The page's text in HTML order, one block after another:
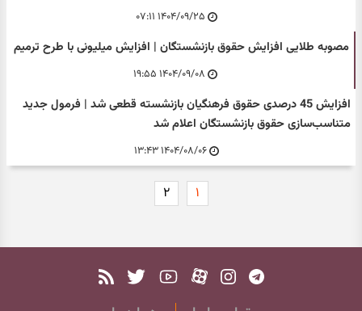
۱۴۰۴/۰۹/۲۵ ۰۷:۱۱
مصوبه طلایی افزایش حقوق بازنشستگان | افزایش میلیونی با طرح ترمیم
۱۴۰۴/۰۹/۰۸ ۱۹:۵۵
افزایش 45 درصدی حقوق فرهنگیان بازنشسته قطعی شد | فرمول جدید
متناسب‌سازی حقوق بازنشستگان اعلام شد
۱۴۰۴/۰۸/۰۶ ۱۳:۴۳
۱ ۲